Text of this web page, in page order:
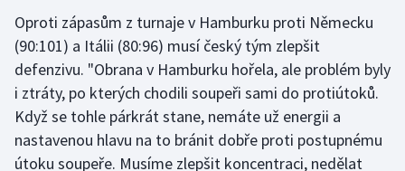
Oproti zápasům z turnaje v Hamburku proti Německu
(90:101) a Itálii (80:96) musí český tým zlepšit
defenzivu. "Obrana v Hamburku hořela, ale problém byly
i ztráty, po kterých chodili soupeři sami do protiútoků.
Když se tohle párkrát stane, nemáte už energii a
nastavenou hlavu na to bránit dobře proti postupnému
útoku soupeře. Musíme zlepšit koncentraci, nedělat